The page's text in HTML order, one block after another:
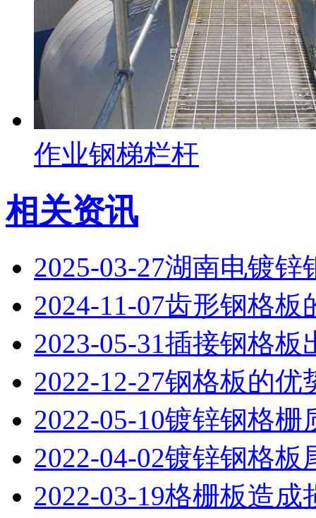
作业钢梯栏杆
相关资讯
2025-03-27湖南电镀锌
2024-11-07齿形钢格板
2023-05-31插接钢格板
2022-12-27钢格板的优
2022-05-10镀锌钢格栅
2022-04-02镀锌钢格板
2022-03-19格栅板造成